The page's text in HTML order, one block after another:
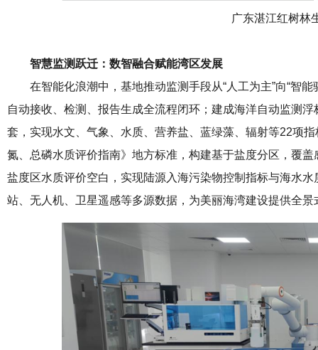
广东湛江红树林
智慧监测跃迁：数智融合赋能湾区发展
在智能化浪潮中，基地推动监测手段从“人工为主”向“智
自动接收、检测、报告生成全流程闭环；建成海洋自动监测
套，实现水文、气象、水质、营养盐、蓝绿藻、辐射等22项
氮、总磷水质评价指南》地方标准，构建基于盐度分区，覆
盐度区水质评价空白，实现陆源入海污染物控制指标与海水
站、无人机、卫星遥感等多源数据，为美丽海湾建设提供全景